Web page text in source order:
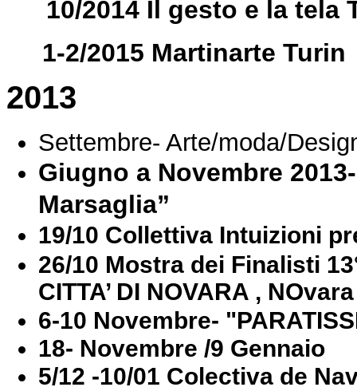
10/2014 Il gesto e la tela
1-2/2015 Martinarte Turin
2013
Settembre- Arte/moda/
Giugno a Novembre
Marsaglia”
19/10 Collettiva Intuizioni
26/10 Mostra dei Finalisti
CITTA’ DI NOVARA , NOvara
6-10 Novembre-
18- Novembre /9 Gennaio
5/12 -10/01 Colectiva de